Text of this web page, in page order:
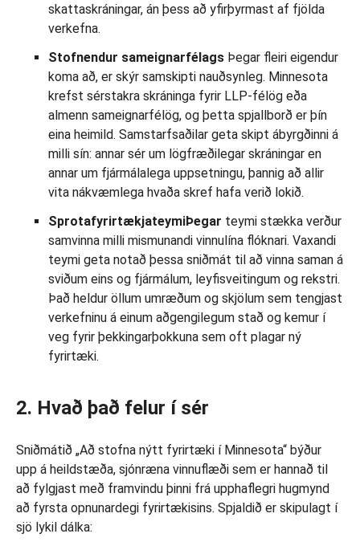
skattaskráningar, án þess að yfirþyrmast af fjölda
verkefna.
Stofnendur sameignarfélags Þegar fleiri eigendur
koma að, er skýr samskipti nauðsynleg. Minnesota
krefst sérstakra skráninga fyrir LLP-félög eða
almenn sameignarfélög, og þetta spjallborð er þín
eina heimild. Samstarfsaðilar geta skipt ábyrgðinni á
milli sín: annar sér um lögfræðilegar skráningar en
annar um fjármálalega uppsetningu, þannig að allir
vita nákvæmlega hvaða skref hafa verið lokið.
SprotafyrirtækjateymiÞegar teymi stækka verður
samvinna milli mismunandi vinnulína flóknari. Vaxandi
teymi geta notað þessa sniðmát til að vinna saman á
sviðum eins og fjármálum, leyfisveitingum og rekstri.
Það heldur öllum umræðum og skjölum sem tengjast
verkefninu á einum aðgengilegum stað og kemur í
veg fyrir þekkingarþokkuna sem oft plagar ný
fyrirtæki.
2. Hvað það felur í sér
Sniðmátið „Að stofna nýtt fyrirtæki í Minnesota“ býður
upp á heildstæða, sjónræna vinnuflæði sem er hannað til
að fylgjast með framvindu þinni frá upphaflegri hugmynd
að fyrsta opnunardegi fyrirtækisins. Spjaldið er skipulagt í
sjö lykil dálka: